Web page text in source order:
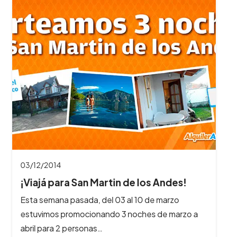
03/12/2014
¡Viajá para San Martin de los Andes!
Esta semana pasada, del 03 al 10 de marzo
estuvimos promocionando 3 noches de marzo a
abril para 2 personas…